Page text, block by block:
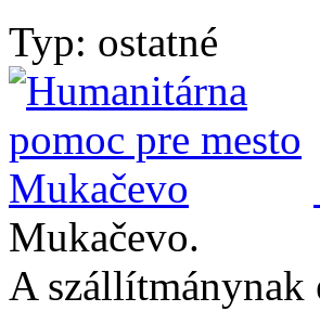
Typ: ostatné
Mukačevo.
A szállítmánynak